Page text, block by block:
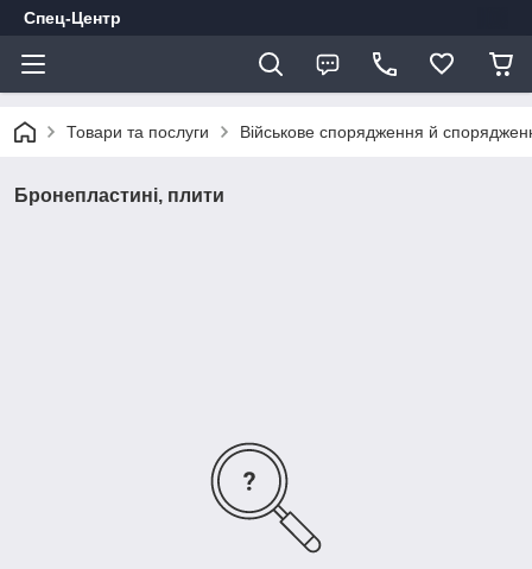
Спец-Центр
Товари та послуги Військове спорядження й
Бронепластині, плити